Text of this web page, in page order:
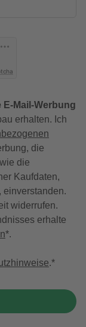
Mail-Werbung
erhalten. Ich
die
die
Kaufdaten,
einverstanden.
widerrufen.
erhalte
*.
.